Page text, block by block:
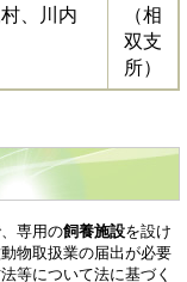
、川内
（相
双支
所）
専用の飼養施設を設け
物取扱業の届出が必要
等について法に基づく